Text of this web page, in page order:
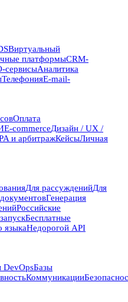
Виртуальный
платформыCRM-
сервисыАналитика
ТелефонияE-mail-
Оплата
E-commerceДизайн / UX /
и арбитражКейсыЛичная
Для рассужденийДля
Генерация
Российские
Бесплатные
языкаНедорогой API
DevOpsБазы
Коммуникации